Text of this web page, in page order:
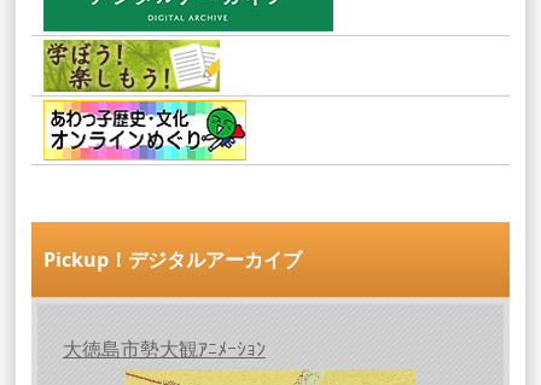
Pickup！デジタルアーカイブ
大徳島市勢大観ｱﾆﾒｰｼｮﾝ